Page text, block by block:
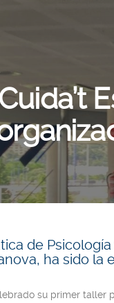
de
ha sido la
su primer taller